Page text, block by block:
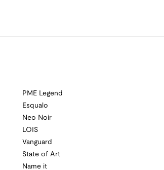
PME Legend
Esqualo
Neo Noir
LOIS
Vanguard
State of Art
Name it